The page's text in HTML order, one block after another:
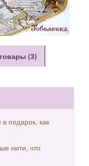
(3)
подарок, как
нити, что